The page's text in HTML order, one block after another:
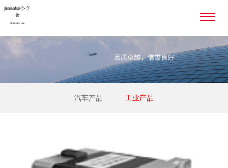
汽车产品 工业产品